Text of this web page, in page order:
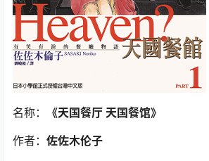
名称：
《天国餐厅 天国餐馆》
作者： 佐佐木伦子